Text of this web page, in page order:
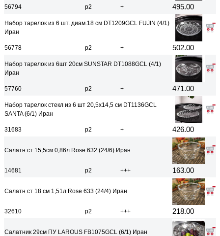
56794 р2 + 495.00
Набор тарелок из 6 шт. диам.18 см DT1209GCL FUJIN (4/1)
Иран
56778 р2 + 502.00
Набор тарелок из 6шт 20см SUNSTAR DT1088GCL (4/1)
Иран
57760 р2 + 471.00
Набор тарелок стекл из 6 шт 20,5х14,5 см DT1136GCL
SANTA (6/1) Иран
31683 р2 + 426.00
Салатн ст 15,5см 0,86л Rose 632 (24/6) Иран
14681 р2 +++ 163.00
Салатн ст 18 см 1,51л Rose 633 (24/4) Иран
32610 р2 +++ 218.00
Салатник 29см ПУ LAROUS FB1075GCL (6/1) Иран